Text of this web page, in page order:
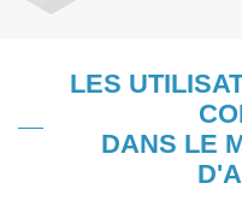
LES
DANS LE